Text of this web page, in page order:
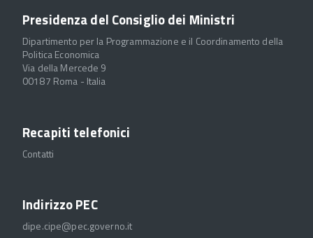
Presidenza del Consiglio dei Ministri
Dipartimento per la Programmazione e il Coordinamento della
Politica Economica
Via della Mercede 9
00187 Roma - Italia
Recapiti telefonici
Contatti
Indirizzo PEC
dipe.cipe@pec.governo.it